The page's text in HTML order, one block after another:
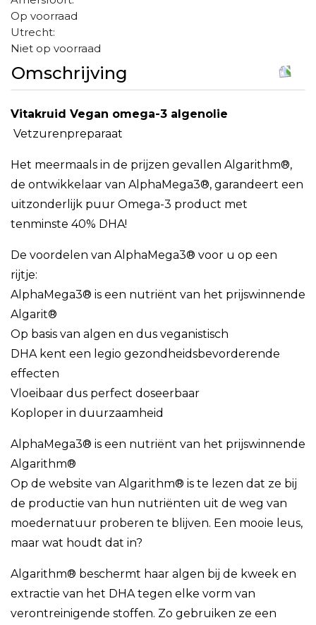
Op voorraad
Utrecht:
Niet op voorraad
Omschrijving
Vitakruid Vegan omega-3 algenolie
Vetzurenpreparaat
Het meermaals in de prijzen gevallen Algarithm®,
de ontwikkelaar van AlphaMega3®, garandeert een
uitzonderlijk puur Omega-3 product met
tenminste 40% DHA!
De voordelen van AlphaMega3® voor u op een
rijtje:
AlphaMega3® is een nutriënt van het prijswinnende
Algarit®
Op basis van algen en dus veganistisch
DHA kent een legio gezondheidsbevorderende
effecten
Vloeibaar dus perfect doseerbaar
Koploper in duurzaamheid
AlphaMega3® is een nutriënt van het prijswinnende
Algarithm®
Op de website van Algarithm® is te lezen dat ze bij
de productie van hun nutriënten uit de weg van
moedernatuur proberen te blijven. Een mooie leus,
maar wat houdt dat in?
Algarithm® beschermt haar algen bij de kweek en
extractie van het DHA tegen elke vorm van
verontreinigende stoffen. Zo gebruiken ze een